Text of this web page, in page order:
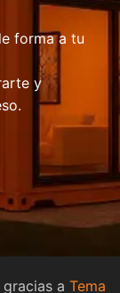
forma a tu
y
a Tema